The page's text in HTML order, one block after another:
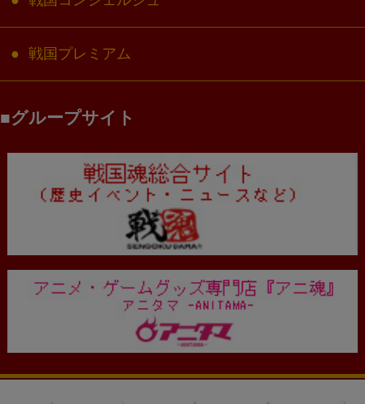
戦国プレミアム
グループサイト